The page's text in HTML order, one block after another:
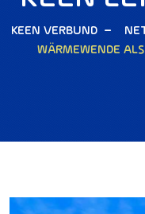
KEEN VERBUND
WÄRMEWENDE